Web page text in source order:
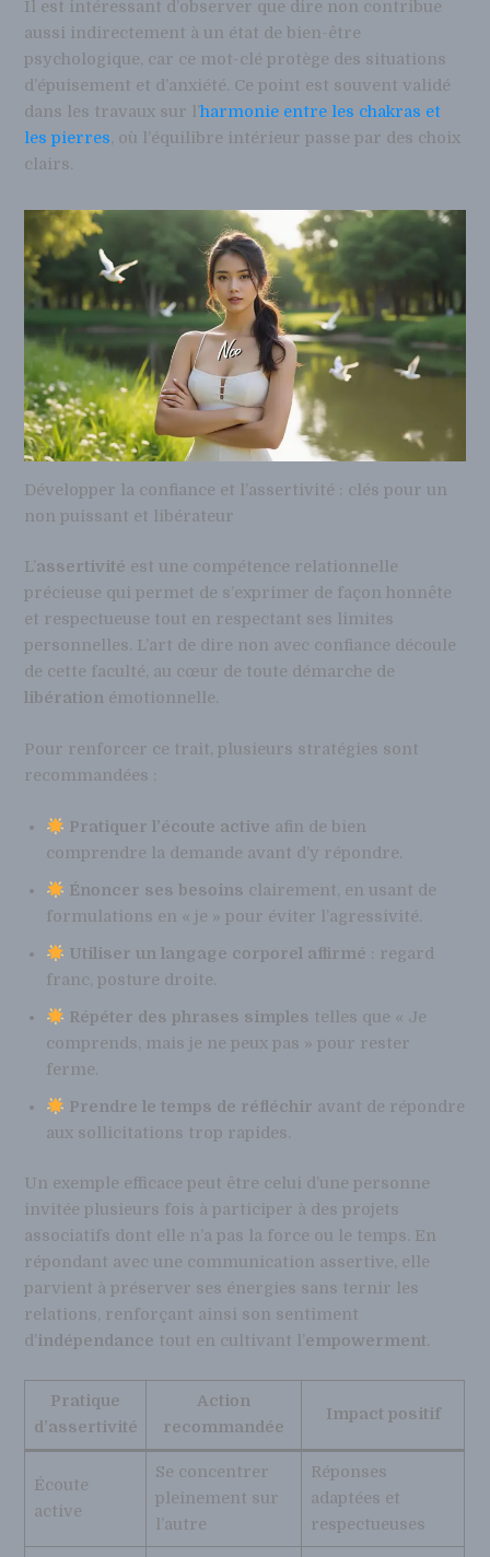
Il est intéressant d’observer que dire non contribue
aussi indirectement à un état de bien-être
psychologique, car ce mot-clé protège des situations
d’épuisement et d’anxiété. Ce point est souvent validé
dans les travaux sur l’harmonie entre les chakras et
les pierres, où l’équilibre intérieur passe par des choix
clairs.
Développer la confiance et l’assertivité : clés pour un
non puissant et libérateur
L’assertivité est une compétence relationnelle
précieuse qui permet de s’exprimer de façon honnête
et respectueuse tout en respectant ses limites
personnelles. L’art de dire non avec confiance découle
de cette faculté, au cœur de toute démarche de
libération émotionnelle.
Pour renforcer ce trait, plusieurs stratégies sont
recommandées :
Pratiquer l’écoute active afin de bien
comprendre la demande avant d’y répondre.
Énoncer ses besoins clairement, en usant de
formulations en « je » pour éviter l’agressivité.
Utiliser un langage corporel affirmé : regard
franc, posture droite.
Répéter des phrases simples telles que « Je
comprends, mais je ne peux pas » pour rester
ferme.
Prendre le temps de réfléchir avant de répondre
aux sollicitations trop rapides.
Un exemple efficace peut être celui d’une personne
invitée plusieurs fois à participer à des projets
associatifs dont elle n’a pas la force ou le temps. En
répondant avec une communication assertive, elle
parvient à préserver ses énergies sans ternir les
relations, renforçant ainsi son sentiment
d’indépendance tout en cultivant l’empowerment.
Pratique
d’assertivité
Action
recommandée
Impact positif
Écoute
active
Se concentrer
pleinement sur
l’autre
Réponses
adaptées et
respectueuses